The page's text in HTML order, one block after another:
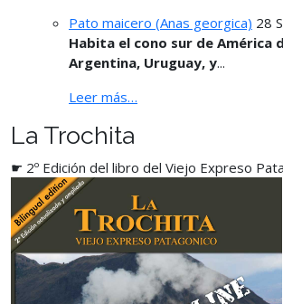
Pato maicero (Anas georgica) 28
Habita el cono sur de América
Argentina, Uruguay, y...
Leer más…
La Trochita
☛ 2º Edición del libro del Viejo Expreso